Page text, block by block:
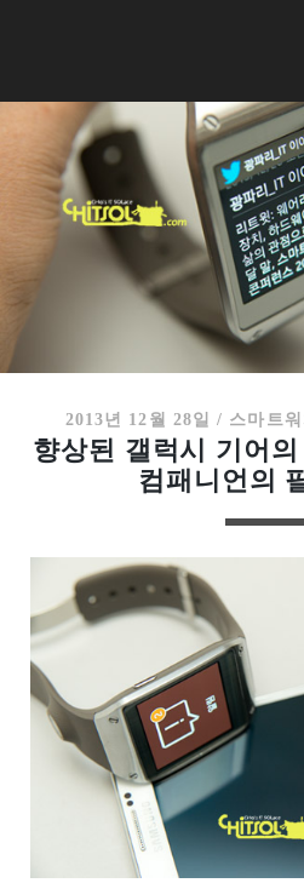
2013년 12월 28일 / 스마트
향상된 갤럭시 기어
컴패니언의